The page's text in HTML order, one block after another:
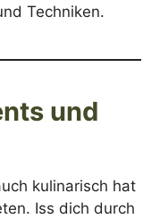
Techniken.
und
kulinarisch hat
Iss dich durch